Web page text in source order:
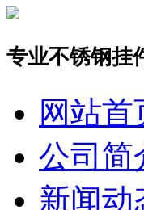
专业不锈钢挂
网站首
公司简
新闻动